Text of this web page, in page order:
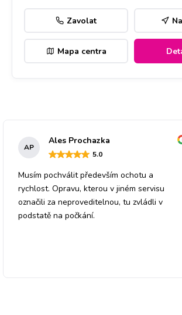
Zavolat
Mapa centra
AP
Ales Prochazka
5.0
Musím pochválit především ochotu a
rychlost. Opravu, kterou v jiném servisu
označili za neproveditelnou, tu zvládli v
podstatě na počkání.